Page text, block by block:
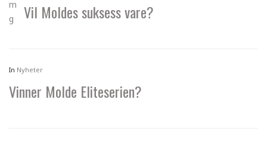
Vil Moldes suksess vare?
In Nyheter
Vinner Molde Eliteserien?